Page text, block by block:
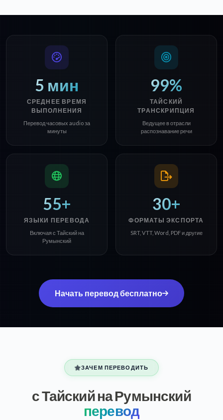
5 мин
СРЕДНЕЕ ВРЕМЯ
ВЫПОЛНЕНИЯ
Перевод часовых audio за
минуты
99%
ТАЙСКИЙ
ТРАНСКРИПЦИЯ
Ведущее в отрасли
распознавание речи
55+
ЯЗЫКИ ПЕРЕВОДА
Включая с Тайский на
Румынский
30+
ФОРМАТЫ ЭКСПОРТА
SRT, VTT, Word, PDF и другие
Начать перевод бесплатно
ЗАЧЕМ ПЕРЕВОДИТЬ
с Тайский на Румынский
перевод